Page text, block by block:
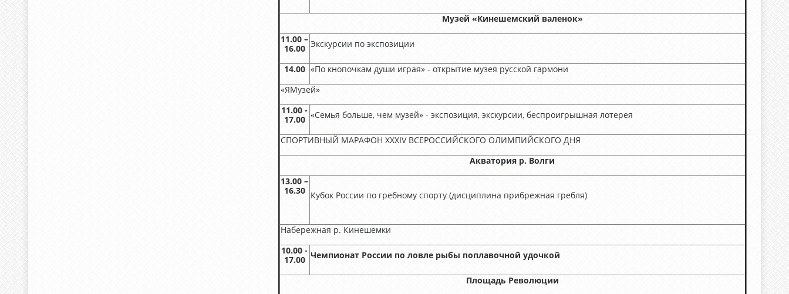
Музей «Кинешемский валенок»
11.00 –
16.00 Экскурсии по экспозиции
14.00 «По кнопочкам души играя» - открытие музея русской гармони
«ЯМузей»
11.00 -
17.00 «Семья больше, чем музей» - экспозиция, экскурсии, беспроигрышная лотерея
СПОРТИВНЫЙ МАРАФОН XXXIV ВСЕРОССИЙСКОГО ОЛИМПИЙСКОГО ДНЯ
Акватория р. Волги
13.00 –
16.30 Кубок России по гребному спорту (дисциплина прибрежная гребля)
Набережная р. Кинешемки
10.00 -
17.00 Чемпионат России по ловле рыбы поплавочной удочкой
Площадь Революции